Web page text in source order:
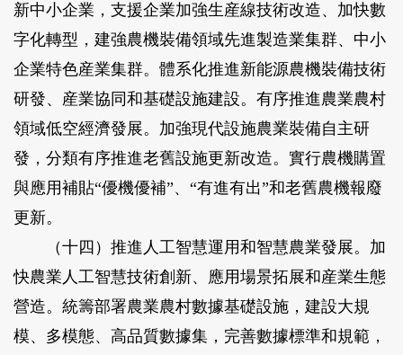
新中小企業，支援企業加強生産線技術改造、加快數
字化轉型，建強農機裝備領域先進製造業集群、中小
企業特色産業集群。體系化推進新能源農機裝備技術
研發、産業協同和基礎設施建設。有序推進農業農村
領域低空經濟發展。加強現代設施農業裝備自主研
發，分類有序推進老舊設施更新改造。實行農機購置
與應用補貼“優機優補”、“有進有出”和老舊農機報廢
更新。
（十四）推進人工智慧運用和智慧農業發展。 加
快農業人工智慧技術創新、應用場景拓展和産業生態
營造。統籌部署農業農村數據基礎設施，建設大規
模、多模態、高品質數據集，完善數據標準和規範，